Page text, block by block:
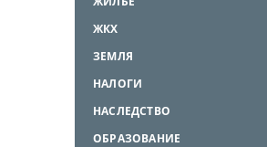
ЖКХ
ЗЕМЛЯ
НАЛОГИ
НАСЛЕДСТВО
ОБРАЗОВАНИЕ